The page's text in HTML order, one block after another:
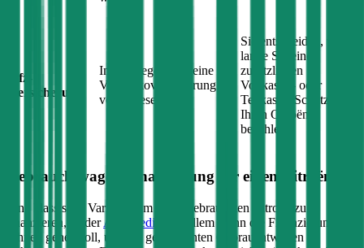
Kfz-
Versicherung
In der Regel wird eine
Vollkaskoversicherung
vorausgesetzt
Sie entscheiden, wie
lange Sie einen
zusätzlichen
Vollkasko- oder
Teilkasko-Schutz für
Ihren Citroën
bezahlen
Gebrauchtwagen Finanzierung für einen Citroën
Eine klassische Variante, um einen gebrauchten Citroën
zu
finanzieren, ist derAutokredit
. Vor allem wenn die Finanzierung
schnell gehen soll, um den gewünschten Gebrauchtwagen zu